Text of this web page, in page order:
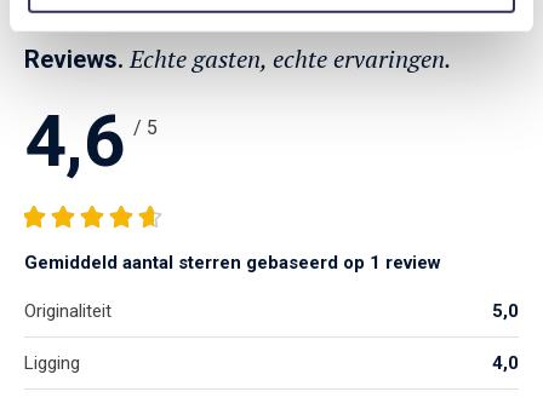
Reviews. Echte gasten, echte ervaringen.
4,6 / 5
Gemiddeld aantal sterren gebaseerd op 1 review
Originaliteit 5,0
Ligging 4,0